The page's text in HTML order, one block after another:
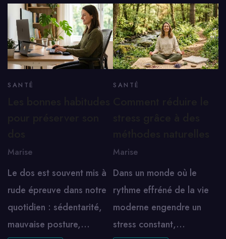
SANTÉ
Marise
Le dos est souvent mis à
rude épreuve dans notre
quotidien : sédentarité,
mauvaise posture,…
SANTÉ
Marise
Dans un monde où le
rythme effréné de la vie
moderne engendre un
stress constant,…